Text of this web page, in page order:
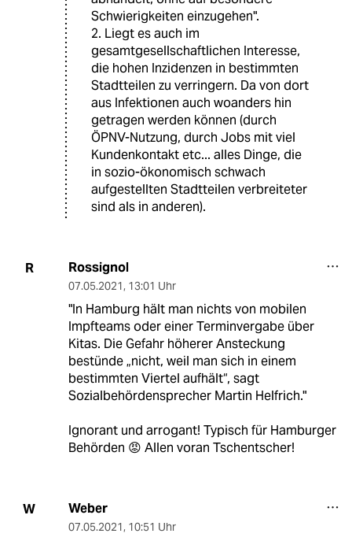
Schwierigkeiten einzugehen".
2. Liegt es auch im
gesamtgesellschaftlichen Interesse,
die hohen Inzidenzen in bestimmten
Stadtteilen zu verringern. Da von dort
aus Infektionen auch woanders hin
getragen werden können (durch
ÖPNV-Nutzung, durch Jobs mit viel
Kundenkontakt etc... alles Dinge, die
in sozio-ökonomisch schwach
aufgestellten Stadtteilen verbreiteter
sind als in anderen).
R Rossignol
07.05.2021, 13:01 Uhr
"In Hamburg hält man nichts von mobilen
Impfteams oder einer Terminvergabe über
Kitas. Die Gefahr höherer Ansteckung
bestünde „nicht, weil man sich in einem
bestimmten Viertel aufhält“, sagt
Sozialbehördensprecher Martin Helf­rich."
Ignorant und arrogant! Typisch für Hamburger
Behörden 😡 Allen voran Tschentscher!
W Weber
07.05.2021, 10:51 Uhr